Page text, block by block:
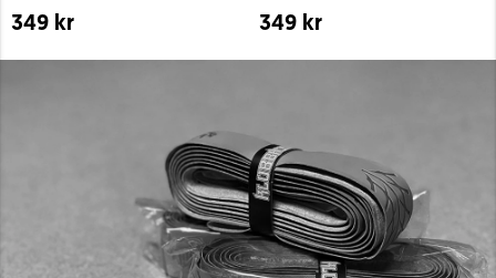
349 kr 349 kr